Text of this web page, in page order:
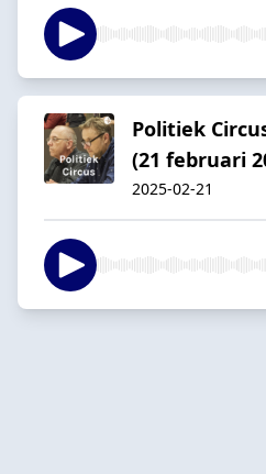
Politiek
(21 februari
2025-02-21